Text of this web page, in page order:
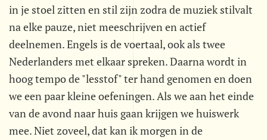
in je stoel zitten en stil zijn zodra de muziek stilvalt
na elke pauze, niet meeschrijven en actief
deelnemen. Engels is de voertaal, ook als twee
Nederlanders met elkaar spreken. Daarna wordt in
hoog tempo de "lesstof" ter hand genomen en doen
we een paar kleine oefeningen. Als we aan het einde
van de avond naar huis gaan krijgen we huiswerk
mee. Niet zoveel, dat kan ik morgen in de